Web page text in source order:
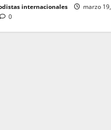
internacionales
marzo 19,
0